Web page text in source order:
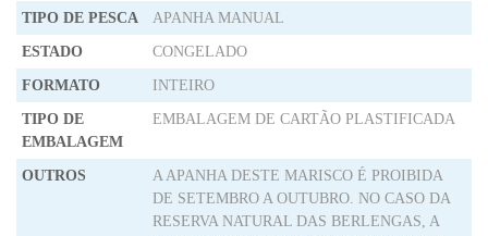
TIPO DE PESCA APANHA MANUAL
ESTADO CONGELADO
FORMATO INTEIRO
TIPO DE
EMBALAGEM
EMBALAGEM DE CARTÃO PLASTIFICADA
OUTROS
A APANHA DESTE MARISCO É PROIBIDA
DE SETEMBRO A OUTUBRO. NO CASO DA
RESERVA NATURAL DAS BERLENGAS, A